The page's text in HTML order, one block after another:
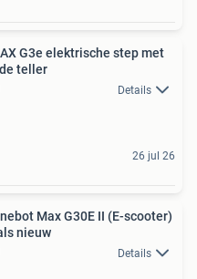
G3e elektrische step met
teller
Details
26 jul 26
Max G30E II (E-scooter)
nieuw
Details